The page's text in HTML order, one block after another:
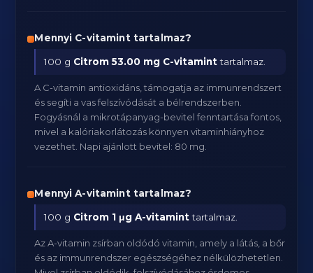
Mennyi C-vitamint tartalmaz?
100 g Citrom 53.00 mg C-vitaminttartalmaz.
A C-vitamin antioxidáns, támogatja az immunrendszert
és segíti a vas felszívódását a bélrendszerben.
Fogyásnál a mikrotápanyag-bevitel fenntartása fontos,
mivel a kalóriakorlátozás könnyen vitaminhiányhoz
vezethet. Napi ajánlott bevitel: 80 mg.
Mennyi A-vitamint tartalmaz?
100 g Citrom 1 μg A-vitaminttartalmaz.
Az A-vitamin zsírban oldódó vitamin, amely a látás, a bőr
és az immunrendszer egészségéhez nélkülözhetetlen.